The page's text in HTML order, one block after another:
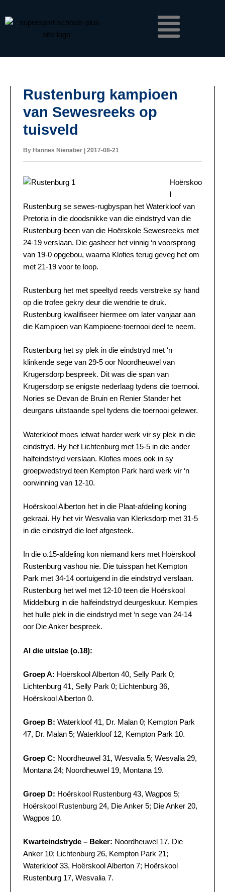
to
Rustenburg kampioen
van Sewesreeks op
tuisveld
By Hannes Nienaber 2017-08-21
Hoërskoo
l
Rustenburg se sewes-rugbyspan het Waterkloof van
Pretoria in die doodsnikke van die eindstryd van die
Rustenburg-been van die Hoërskole Sewesreeks met
24-19 verslaan. Die gasheer het vinnig ‘n voorsprong
van 19-0 opgebou, waarna Klofies terug geveg het om
met 21-19 voor te loop.
Rustenburg het met speeltyd reeds verstreke sy hand
op die trofee gekry deur die wendrie te druk.
Rustenburg kwalifiseer hiermee om later vanjaar aan
die Kampioen van Kampioene-toernooi deel te neem.
Rustenburg het sy plek in die eindstryd met ‘n
klinkende sege van 29-5 oor Noordheuwel van
Krugersdorp bespreek. Dit was die span van
Krugersdorp se enigste nederlaag tydens die toernooi.
Nories se Devan de Bruin en Renier Stander het
deurgans uitstaande spel tydens die toernooi gelewer.
Waterkloof moes ietwat harder werk vir sy plek in die
eindstryd. Hy het Lichtenburg met 15-5 in die ander
halfeindstryd verslaan. Klofies moes ook in sy
groepwedstryd teen Kempton Park hard werk vir ‘n
oorwinning van 12-10.
Hoërskool Alberton het in die Plaat-afdeling koning
gekraai. Hy het vir Wesvalia van Klerksdorp met 31-5
in die eindstryd die loef afgesteek.
In die o.15-afdeling kon niemand kers met Hoërskool
Rustenburg vashou nie. Die tuisspan het Kempton
Park met 34-14 oortuigend in die eindstryd verslaan.
Rustenburg het wel met 12-10 teen die Hoërskool
Middelburg in die halfeindstryd deurgeskuur. Kempies
het hulle plek in die eindstryd met ‘n sege van 24-14
oor Die Anker bespreek.
Al die uitslae (o.18):
Groep A: Hoërskool Alberton 40, Selly Park 0;
Lichtenburg 41, Selly Park 0; Lichtenburg 36,
Hoërskool Alberton 0.
Groep B: Waterkloof 41, Dr. Malan 0; Kempton Park
47, Dr. Malan 5; Waterkloof 12, Kempton Park 10.
Groep C: Noordheuwel 31, Wesvalia 5; Wesvalia 29,
Montana 24; Noordheuwel 19, Montana 19.
Groep D: Hoërskool Rustenburg 43, Wagpos 5;
Hoërskool Rustenburg 24, Die Anker 5; Die Anker 20,
Wagpos 10.
Kwarteindstryde – Beker: Noordheuwel 17, Die
Anker 10; Lichtenburg 26, Kempton Park 21;
Waterkloof 33, Hoërskool Alberton 7; Hoërskool
Rustenburg 17, Wesvalia 7.